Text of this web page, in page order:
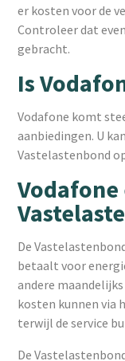
er kosten voor de
Controleer dat
gebracht.
Is
Vodafone komt
aanbiedingen. U
Vastelastenbond
Vodafone
De
betaalt voor
andere
kosten kunnen via
terwijl de service
De